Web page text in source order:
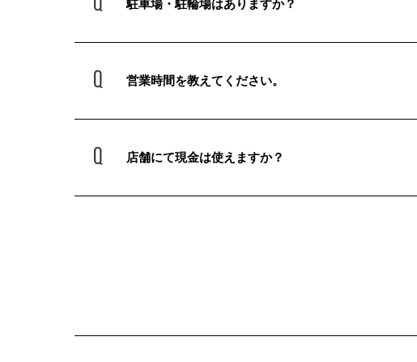
駐車場・駐輪場はありますか？
営業時間を教えてください。
店舗にて現金は使えますか？